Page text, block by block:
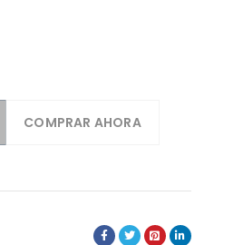
COMPRAR AHORA